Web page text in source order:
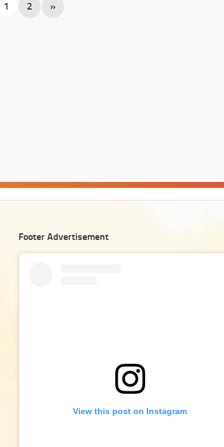
1 2 »
Footer Advertisement
View this post on Instagram